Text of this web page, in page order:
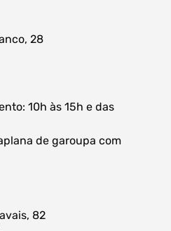
28
10h às 15h e das
de garoupa com
82